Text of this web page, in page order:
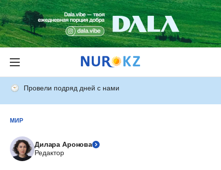
Провели подряд дней с нами
МИР
Дилара Аронова
Редактор